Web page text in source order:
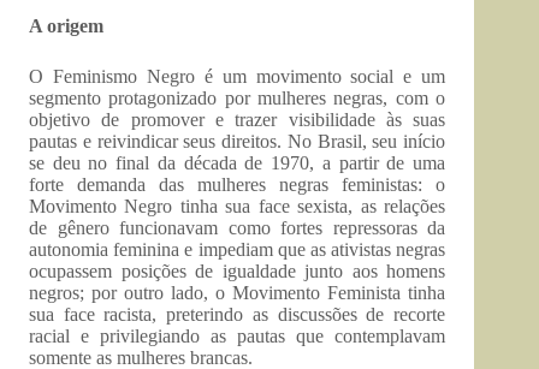
A origem
O Feminismo Negro é um movimento social e um
segmento protagonizado por mulheres negras, com o
objetivo de promover e trazer visibilidade às suas
pautas e reivindicar seus direitos. No Brasil, seu início
se deu no final da década de 1970, a partir de uma
forte demanda das mulheres negras feministas: o
Movimento Negro tinha sua face sexista, as relações
de gênero funcionavam como fortes repressoras da
autonomia feminina e impediam que as ativistas negras
ocupassem posições de igualdade junto aos homens
negros; por outro lado, o Movimento Feminista tinha
sua face racista, preterindo as discussões de recorte
racial e privilegiando as pautas que contemplavam
somente as mulheres brancas.